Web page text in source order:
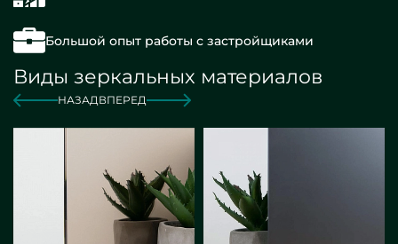
Большой опыт работы с застройщиками
Виды зеркальных материалов
НАЗАДВПЕРЕД